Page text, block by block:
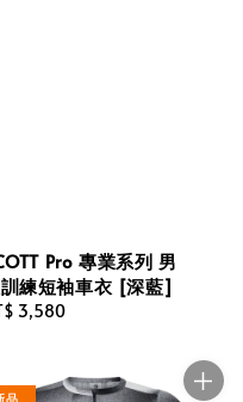
Pro 專業系列 男
練短袖車衣 [深藍]
3,580
品